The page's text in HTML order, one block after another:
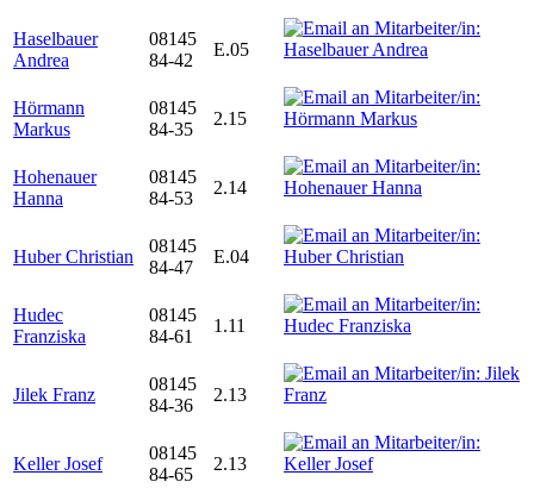
Haselbauer
Andrea
08145
84-42
E.05
Hörmann
Markus
08145
84-35
2.15
Hohenauer
Hanna
08145
84-53
2.14
Huber Christian
08145
84-47
E.04
Hudec
Franziska
08145
84-61
1.11
Jilek Franz
08145
84-36
2.13
Keller Josef
08145
84-65
2.13